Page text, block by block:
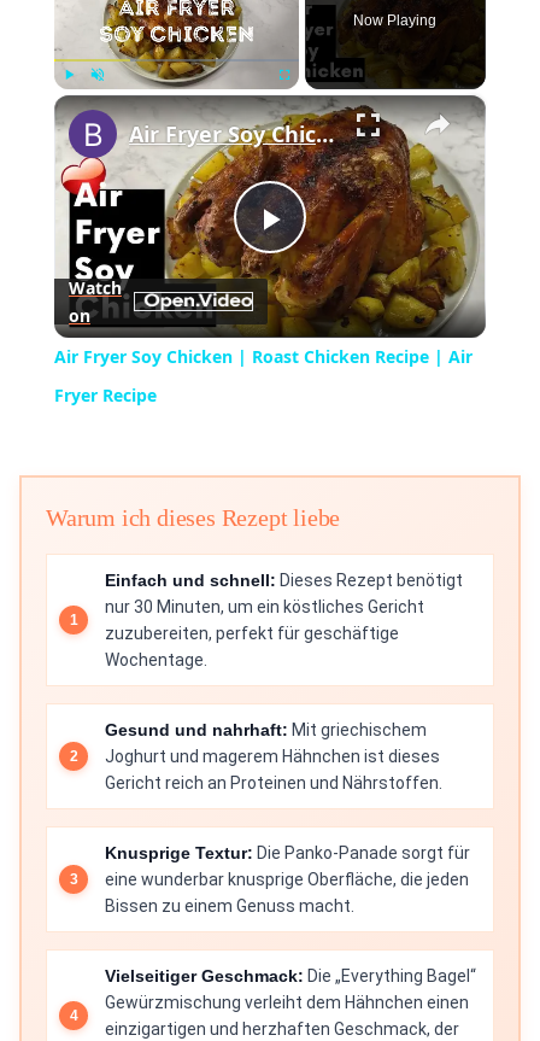
Unmute Fullscreen
Now Playing
×
Play
Video
Air Fryer Soy Chicken | Roast Chicken Recipe | Air Fryer Recipe
Watch
on
Air Fryer Soy Chicken | Roast Chicken Recipe | Air
Fryer Recipe
Warum ich dieses Rezept liebe
Einfach und schnell: Dieses Rezept benötigt
nur 30 Minuten, um ein köstliches Gericht
zuzubereiten, perfekt für geschäftige
Wochentage.
Gesund und nahrhaft: Mit griechischem
Joghurt und magerem Hähnchen ist dieses
Gericht reich an Proteinen und Nährstoffen.
Knusprige Textur: Die Panko-Panade sorgt für
eine wunderbar knusprige Oberfläche, die jeden
Bissen zu einem Genuss macht.
Vielseitiger Geschmack: Die „Everything Bagel“
Gewürzmischung verleiht dem Hähnchen einen
einzigartigen und herzhaften Geschmack, der